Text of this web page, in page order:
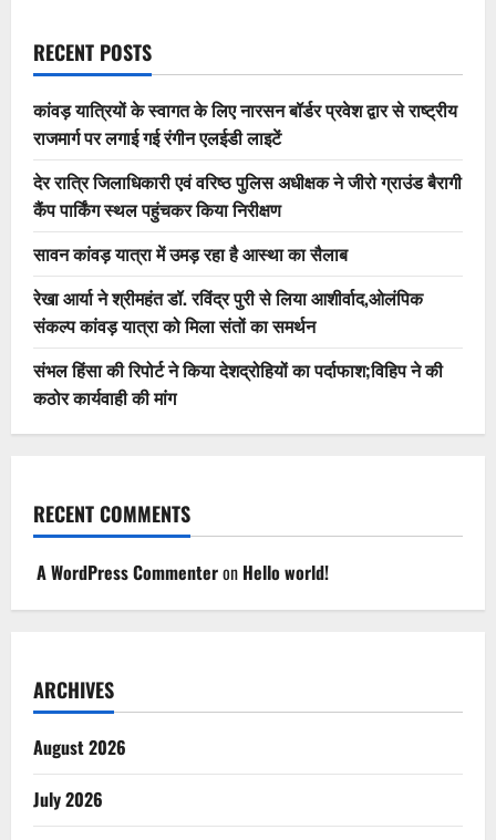
RECENT POSTS
कांवड़ यात्रियों के स्वागत के लिए नारसन बॉर्डर प्रवेश द्वार से राष्ट्रीय
राजमार्ग पर लगाई गई रंगीन एलईडी लाइटें
देर रात्रि जिलाधिकारी एवं वरिष्ठ पुलिस अधीक्षक ने जीरो ग्राउंड बैरागी
कैंप पार्किंग स्थल पहुंचकर किया निरीक्षण
सावन कांवड़ यात्रा में उमड़ रहा है आस्था का सैलाब
रेखा आर्या ने श्रीमहंत डॉ. रविंद्र पुरी से लिया आशीर्वाद,ओलंपिक
संकल्प कांवड़ यात्रा को मिला संतों का समर्थन
संभल हिंसा की रिपोर्ट ने किया देशद्रोहियों का पर्दाफाश;विहिप ने की
कठोर कार्यवाही की मांग
RECENT COMMENTS
A WordPress Commenteron Hello world!
ARCHIVES
August 2026
July 2026